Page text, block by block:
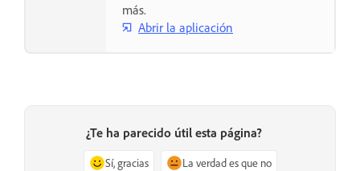
más.
Abrir la aplicación
¿Te ha parecido útil esta página?
Sí, gracias La verdad es que no